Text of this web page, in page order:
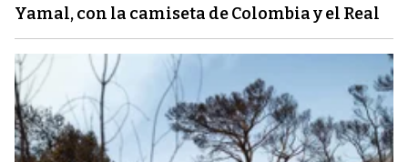
Yamal, con la camiseta de Colombia y el Real